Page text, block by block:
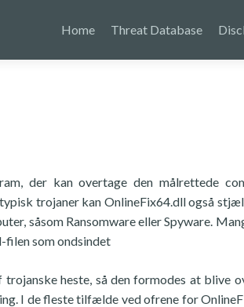
Home Threat Database
der kan overtage den målrettede
trojaner kan OnlineFix64.dll også
såsom Ransomware eller Spyware.
filen som ondsindet
trojanske heste, så den formodes at blive
I de fleste tilfælde ved ofrene for